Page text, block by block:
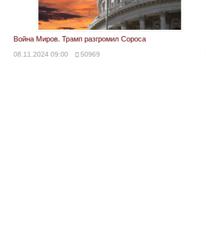
Война Миров. Трамп разгромил Сороса
08.11.2024 09:00 50969